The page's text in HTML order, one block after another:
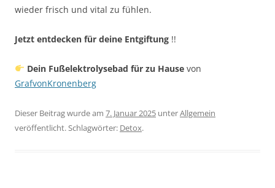
wieder frisch und vital zu fühlen.
Jetzt entdecken für deine Entgiftung !!
Dein Fußelektrolysebad für zu Hausevon
GrafvonKronenberg
Dieser Beitrag wurde am 7. Januar 2025 unterAllgemein
veröffentlicht. Schlagwörter: Detox.